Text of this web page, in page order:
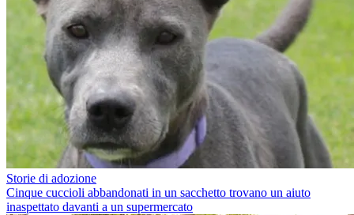
Storie di adozione
Cinque cuccioli abbandonati in un sacchetto trovano un aiuto
inaspettato davanti a un supermercato